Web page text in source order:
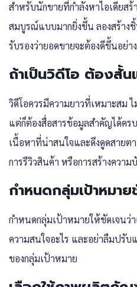
สำหรับนักขายที่กำลังหาไอเดียสร้
สมบูรณ์แบบมากยิ่งขึ้น ลองสร้าง
รับรองว่ายอดขายจะต้องดีขึ้นอย่
ถ้าเป็นวิดีโอ ต้องสั้น
วิดีโอควรมีความยาวที่เหมาะสม
แต่ก็ต้องสื่อสารข้อมูลสำคัญได้คร
เนื้อหาที่น่าสนใจและดึงดูดสายต
การรีวิวสินค้า หรือการสร้างควา
กำหนดกลุ่มเป้าหมาย
กำหนดกลุ่มเป้าหมายให้ชัดเจนว่
ความสนใจอะไร และอย่าลืมปรั
ของกลุ่มเป้าหมาย